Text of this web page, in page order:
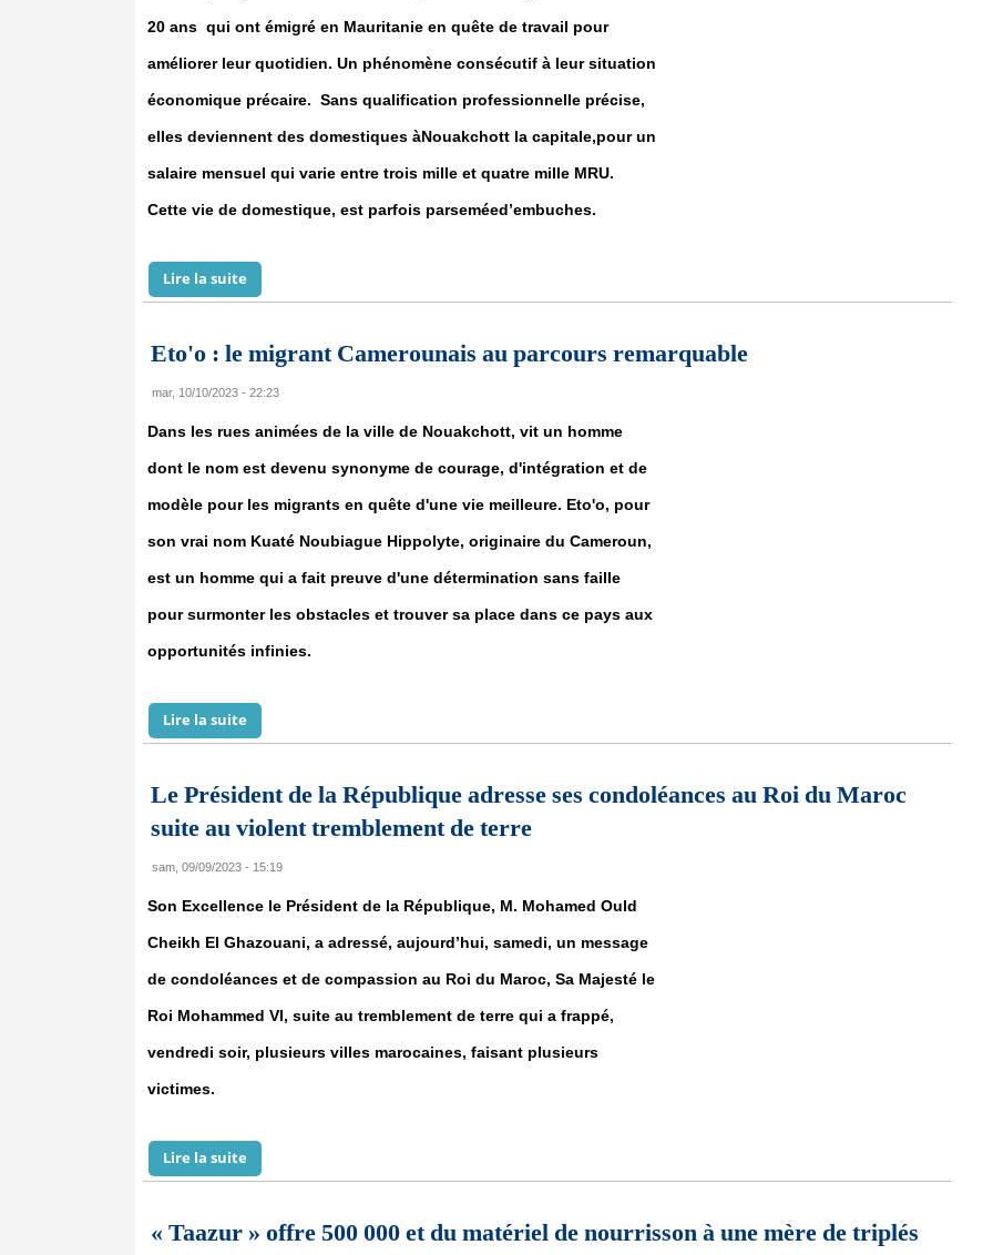
20 ans qui ont émigré en Mauritanie en quête de travail pour
améliorer leur quotidien. Un phénomène consécutif à leur situation
économique précaire. Sans qualification professionnelle précise,
elles deviennent des domestiques àNouakchott la capitale,pour un
salaire mensuel qui varie entre trois mille et quatre mille MRU.
Cette vie de domestique, est parfois parseméed’embuches.
Lire la suite
Eto'o : le migrant Camerounais au parcours remarquable
mar, 10/10/2023 - 22:23
Dans les rues animées de la ville de Nouakchott, vit un homme
dont le nom est devenu synonyme de courage, d'intégration et de
modèle pour les migrants en quête d'une vie meilleure. Eto'o, pour
son vrai nom Kuaté Noubiague Hippolyte, originaire du Cameroun,
est un homme qui a fait preuve d'une détermination sans faille
pour surmonter les obstacles et trouver sa place dans ce pays aux
opportunités infinies.
Lire la suite
Le Président de la République adresse ses condoléances au Roi du Maroc
suite au violent tremblement de terre
sam, 09/09/2023 - 15:19
Son Excellence le Président de la République, M. Mohamed Ould
Cheikh El Ghazouani, a adressé, aujourd’hui, samedi, un message
de condoléances et de compassion au Roi du Maroc, Sa Majesté le
Roi Mohammed VI, suite au tremblement de terre qui a frappé,
vendredi soir, plusieurs villes marocaines, faisant plusieurs
victimes.
Lire la suite
« Taazur » offre 500 000 et du matériel de nourrisson à une mère de triplés